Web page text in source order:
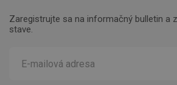
Zaregistrujte sa na informačný bulletin a
stave.